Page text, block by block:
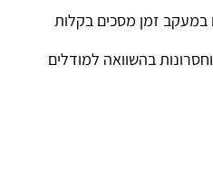
במעקב זמן מסכים בקלות
בהשוואה למודלים